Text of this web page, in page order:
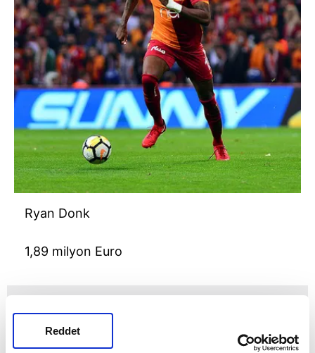
Reddet
Ryan Donk
1,89 milyon Euro